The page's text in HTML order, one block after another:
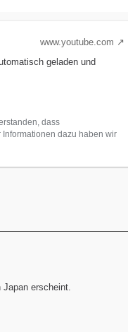
www.youtube.com
geladen und
dass
dazu haben wir
erscheint.